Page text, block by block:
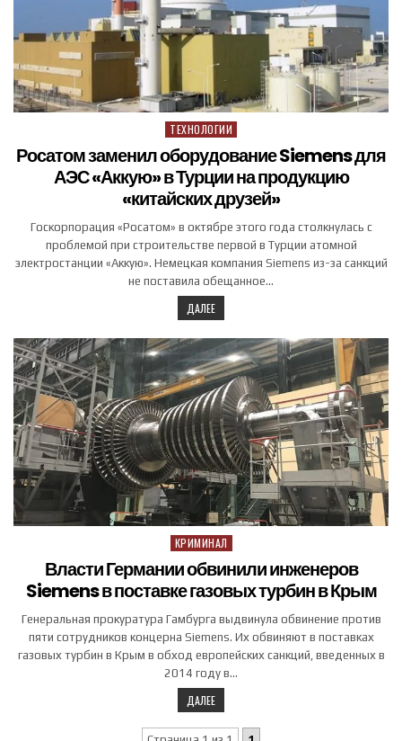
Posted in
ТЕХНОЛОГИИ
Росатом заменил оборудование Siemens для
АЭС «Аккую» в Турции на продукцию
«китайских друзей»
Госкорпорация «Росатом» в октябре этого года столкнулась с
проблемой при строительстве первой в Турции атомной
электростанции «Аккую». Немецкая компания Siemens из-за санкций
не поставила обещанное…
ДАЛЕЕ
Posted in
КРИМИНАЛ
Власти Германии обвинили инженеров
Siemens в поставке газовых турбин в Крым
Генеральная прокуратура Гамбурга выдвинула обвинение против
пяти сотрудников концерна Siemens. Их обвиняют в поставках
газовых турбин в Крым в обход европейских санкций, введенных в
2014 году в…
ДАЛЕЕ